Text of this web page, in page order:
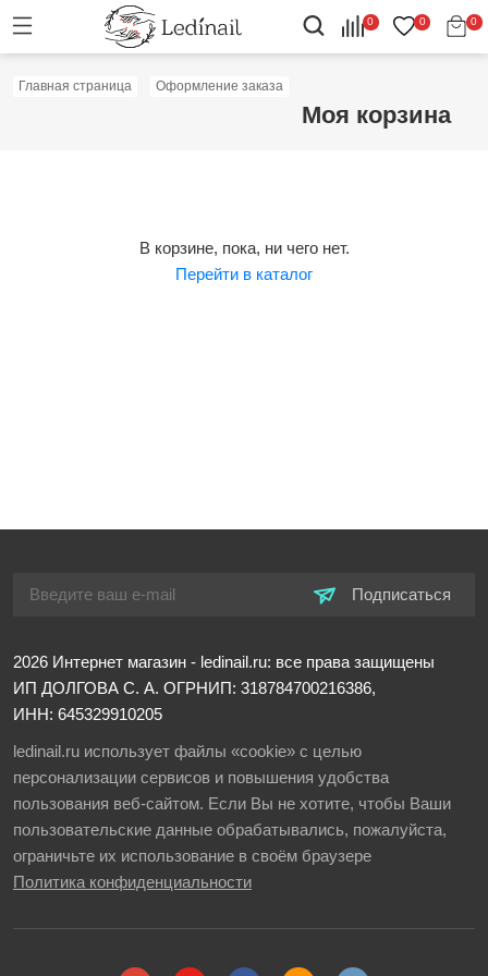
0 0 0
Главная страница Оформление заказа
Моя корзина
В корзине, пока, ни чего нет.
Перейти в каталог
Подписаться
2026 Интернет магазин - ledinail.ru: все права защищены
ИП ДОЛГОВА С. А. ОГРНИП: 318784700216386,
ИНН: 645329910205
ledinail.ru использует файлы «cookie» с целью
персонализации сервисов и повышения удобства
пользования веб-сайтом. Если Вы не хотите, чтобы Ваши
пользовательские данные обрабатывались, пожалуйста,
ограничьте их использование в своём браузере
Политика конфиденциальности